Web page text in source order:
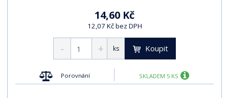
14,60 Kč
12,07 Kč bez DPH
ks Koupit
Porovnání SKLADEM 5 KS